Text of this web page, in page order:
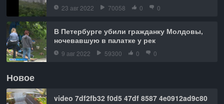
23 авг 2022 70058 0 0
В Петербурге убили гражданку Молдовы,
ночевавшую в палатке у рек
9 авг 2022 59300 0 0
Новое
video 7df2fb32 f0d5 47df 8587 4e0912ad9c80